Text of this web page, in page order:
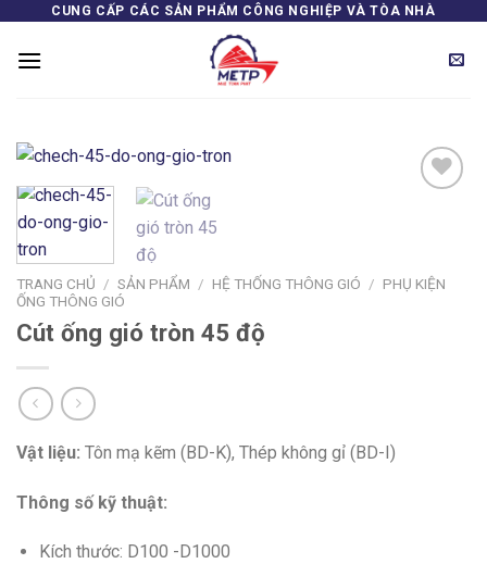
content
CUNG CẤP CÁC SẢN PHẨM CÔNG NGHIỆP VÀ TÒA NHÀ
TRANG CHỦ / SẢN PHẨM / HỆ THỐNG THÔNG GIÓ / PHỤ KIỆN
ỐNG THÔNG GIÓ
Cút ống gió tròn 45 độ
Vật liệu: Tôn mạ kẽm (BD-K), Thép không gỉ (BD-I)
Thông số kỹ thuật:
Kích thước: D100 -D1000